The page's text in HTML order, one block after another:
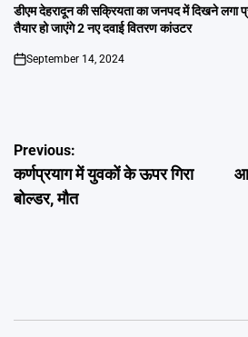
IN
डीएम देहरादून की सक्रियता का जनपद में दिखने लगा
तैयार हो जाएंगे 2 नए दवाई वितरण कांउटर
on
September 14, 2024
Post
navigation
Previous:
कर्णप्रयाग में युवकों के ऊपर गिरा
बोल्डर, मौत